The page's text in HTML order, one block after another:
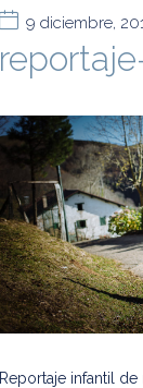
9 diciembre,
Reportaje infantil de